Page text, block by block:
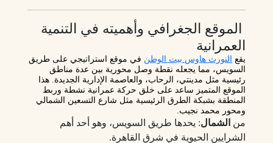
الموقع الجغرافي وأهميته في التنمية
العمرانية
يقع النورث هاوس بيت الوطن في موقع استراتيجي على طريق
السويس، مما يجعله نقطة وصل محورية بين عدة مناطق
رئيسية مثل مدينتي، الرحاب، و العاصمة الإدارية الجديدة . هذا
الموقع المتميز ساعد على خلق حركة عمرانية نشطة وربط
المنطقة بشبكة الطرق الرئيسية مثل شارع التسعين الشمالي
ومحور محمد نجيب
من الشمال: يحدها طريق السويس، وهو أحد أهم
الشرايين الحيوية في شرق القاهرة.